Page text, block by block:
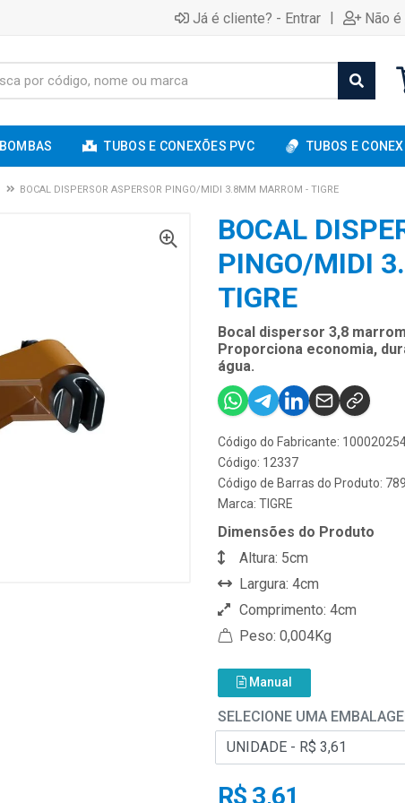
Já é cliente? - Entrar | Não
BOMBAS TUBOS E CONEXÕES PVC TUBOS E
BOCAL DISPERSOR ASPERSOR PINGO/MIDI 3.8MM MARROM - TIGRE
BOCAL
PINGO/MIDI
TIGRE
Bocal dispersor 3,8
Proporciona economia,
água.
Código do Fabricante:
Código: 12337
Código de Barras do Produto:
Marca: TIGRE
Dimensões do Produto
Altura: 5cm
Largura: 4cm
Comprimento: 4cm
Peso: 0,004Kg
Manual
SELECIONE UMA
R$ 3,61